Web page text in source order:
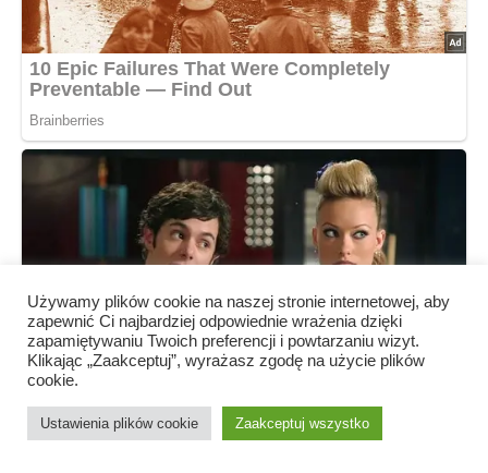
Używamy plików cookie na naszej stronie internetowej, aby
zapewnić Ci najbardziej odpowiednie wrażenia dzięki
zapamiętywaniu Twoich preferencji i powtarzaniu wizyt.
Klikając „Zaakceptuj”, wyrażasz zgodę na użycie plików
cookie.
Ustawienia plików cookie Zaakceptuj wszystko